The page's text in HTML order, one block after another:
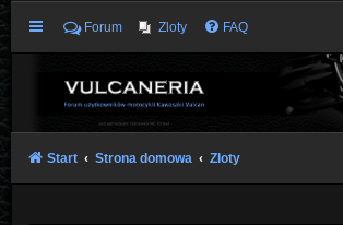
Forum Zloty FAQ
Start Strona domowa Zloty